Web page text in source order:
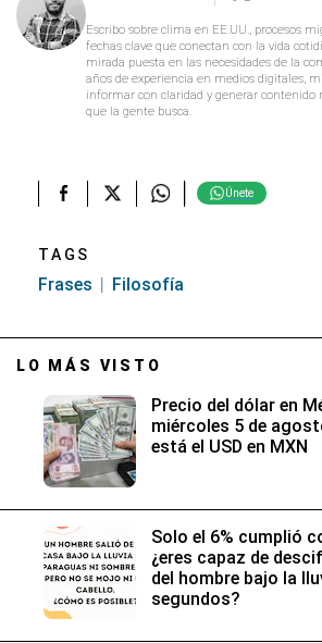
Escribo sobre clima en EE.UU., procesos
fechas clave que conectan con la vida
mirada puesta en las necesidades de la
años de experiencia en medios digitales,
informar con claridad y generar contenido
que la gente busca.
Únete
TAGS
Frases Filosofía
LO MÁS VISTO
Precio del dólar en
miércoles 5 de
está el USD en MXN
Solo el 6% cumplió
¿eres capaz de
del hombre bajo la
segundos?